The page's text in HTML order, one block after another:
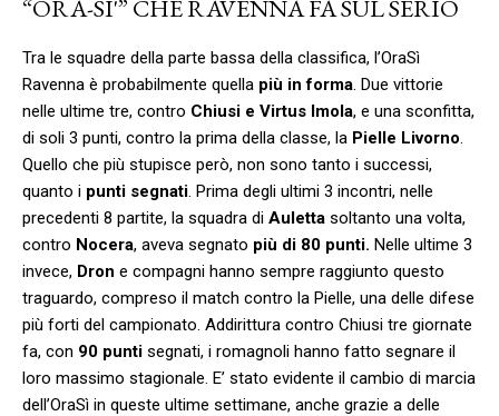
“ORA-SI'” CHE RAVENNA FA SUL SERIO
Tra le squadre della parte bassa della classifica, l’OraSì
Ravenna è probabilmente quella più in forma. Due vittorie
nelle ultime tre, contro Chiusi e Virtus Imola, e una sconfitta,
di soli 3 punti, contro la prima della classe, la Pielle Livorno.
Quello che più stupisce però, non sono tanto i successi,
quanto i punti segnati. Prima degli ultimi 3 incontri, nelle
precedenti 8 partite, la squadra di Auletta soltanto una volta,
contro Nocera, aveva segnato più di 80 punti. Nelle ultime 3
invece, Dron e compagni hanno sempre raggiunto questo
traguardo, compreso il match contro la Pielle, una delle difese
più forti del campionato. Addirittura contro Chiusi tre giornate
fa, con 90 punti segnati, i romagnoli hanno fatto segnare il
loro massimo stagionale. E’ stato evidente il cambio di marcia
dell’OraSì in queste ultime settimane, anche grazie a delle